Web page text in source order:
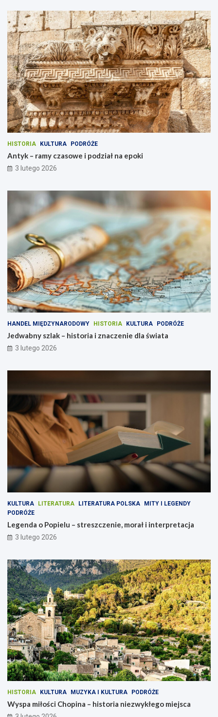
HISTORIA KULTURA PODRÓŻE
Antyk – ramy czasowe i podział na epoki
3 lutego 2026
HANDEL MIĘDZYNARODOWY HISTORIA KULTURA PODRÓŻE
Jedwabny szlak – historia i znaczenie dla świata
3 lutego 2026
KULTURA LITERATURA LITERATURA POLSKA
MITY I LEGENDY
PODRÓŻE
Legenda o Popielu – streszczenie, morał i interpretacja
3 lutego 2026
HISTORIA KULTURA MUZYKA I KULTURA PODRÓŻE
Wyspa miłości Chopina – historia niezwykłego miejsca